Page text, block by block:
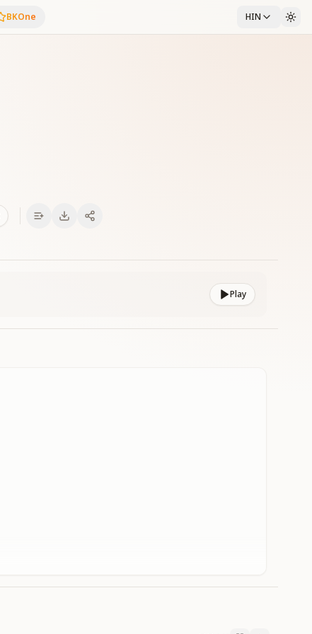
BKOne HIN
Play